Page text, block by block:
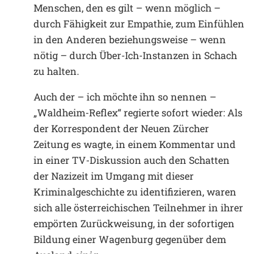
Menschen, den es gilt – wenn möglich –
durch Fähigkeit zur Empathie, zum Einfühlen
in den Anderen beziehungsweise – wenn
nötig – durch Über-Ich-Instanzen in Schach
zu halten.
Auch der – ich möchte ihn so nennen –
„Waldheim-Reflex“ regierte sofort wieder: Als
der Korrespondent der Neuen Zürcher
Zeitung es wagte, in einem Kommentar und
in einer TV-Diskussion auch den Schatten
der Nazizeit im Umgang mit dieser
Kriminalgeschichte zu identifizieren, waren
sich alle österreichischen Teilnehmer in ihrer
empörten Zurückweisung, in der sofortigen
Bildung einer Wagenburg gegenüber dem